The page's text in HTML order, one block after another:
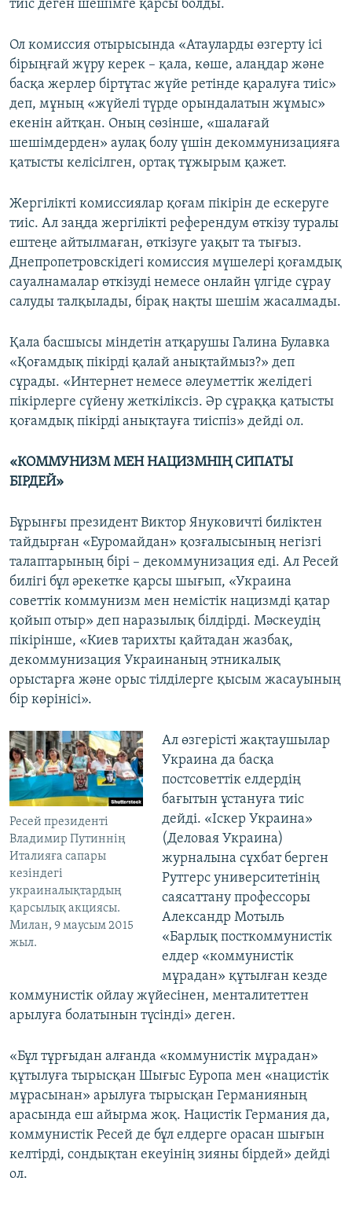
тиіс деген шешімге қарсы болды.
Ол комиссия отырысында «Атауларды өзгерту ісі
бірыңғай жүру керек – қала, көше, алаңдар және
басқа жерлер біртұтас жүйе ретінде қаралуға тиіс»
деп, мұның «жүйелі түрде орындалатын жұмыс»
екенін айтқан. Оның сөзінше, «шалағай
шешімдерден» аулақ болу үшін декоммунизацияға
қатысты келісілген, ортақ тұжырым қажет.
Жергілікті комиссиялар қоғам пікірін де ескеруге
тиіс. Ал заңда жергілікті референдум өткізу туралы
ештеңе айтылмаған, өткізуге уақыт та тығыз.
Днепропетровскідегі комиссия мүшелері қоғамдық
сауалнамалар өткізуді немесе онлайн үлгіде сұрау
салуды талқылады, бірақ нақты шешім жасалмады.
Қала басшысы міндетін атқарушы Галина Булавка
«Қоғамдық пікірді қалай анықтаймыз?» деп
сұрады. «Интернет немесе әлеуметтік желідегі
пікірлерге сүйену жеткіліксіз. Әр сұраққа қатысты
қоғамдық пікірді анықтауға тиіспіз» дейді ол.
«КОММУНИЗМ МЕН НАЦИЗМНІҢ СИПАТЫ
БІРДЕЙ»
Бұрынғы президент Виктор Януковичті биліктен
тайдырған «Еуромайдан» қозғалысының негізгі
талаптарының бірі – декоммунизация еді. Ал Ресей
билігі бұл әрекетке қарсы шығып, «Украина
советтік коммунизм мен немістік нацизмді қатар
қойып отыр» деп наразылық білдірді. Мәскеудің
пікірінше, «Киев тарихты қайтадан жазбақ,
декоммунизация Украинаның этникалық
орыстарға және орыс тілділерге қысым жасауының
бір көрінісі».
Ресей президенті
Владимир Путиннің
Италияға сапары
кезіндегі
украиналықтардың
қарсылық акциясы.
Милан, 9 маусым 2015
жыл.
Ал өзгерісті жақтаушылар
Украина да басқа
постсоветтік елдердің
бағытын ұстануға тиіс
дейді. «Іскер Украина»
(Деловая Украина)
журналына сұхбат берген
Рутгерс университетінің
саясаттану профессоры
Александр Мотыль
«Барлық посткоммунистік
елдер «коммунистік
мұрадан» құтылған кезде
коммунистік ойлау жүйесінен, менталитеттен
арылуға болатынын түсінді» деген.
«Бұл тұрғыдан алғанда «коммунистік мұрадан»
құтылуға тырысқан Шығыс Еуропа мен «нацистік
мұрасынан» арылуға тырысқан Германияның
арасында еш айырма жоқ. Нацистік Германия да,
коммунистік Ресей де бұл елдерге орасан шығын
келтірді, сондықтан екеуінің зияны бірдей» дейді
ол.